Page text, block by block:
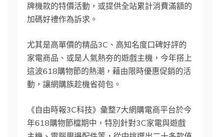
牌機款的特價活動，或提供全站累計消費滿額的
加碼好禮作為訴求。
尤其是高單價的精品3C、高知名度口碑好評的
家電商品、或是人氣熱夯的遊戲主機，今年搭上
這波618購物節的熱潮，藉由限時優惠促銷的活
動，讓網購族趁機省荷包。
《自由時報3C科技》彙整7大網購電商平台於今
年618購物節檔期中，特別針對3C家電與遊戲